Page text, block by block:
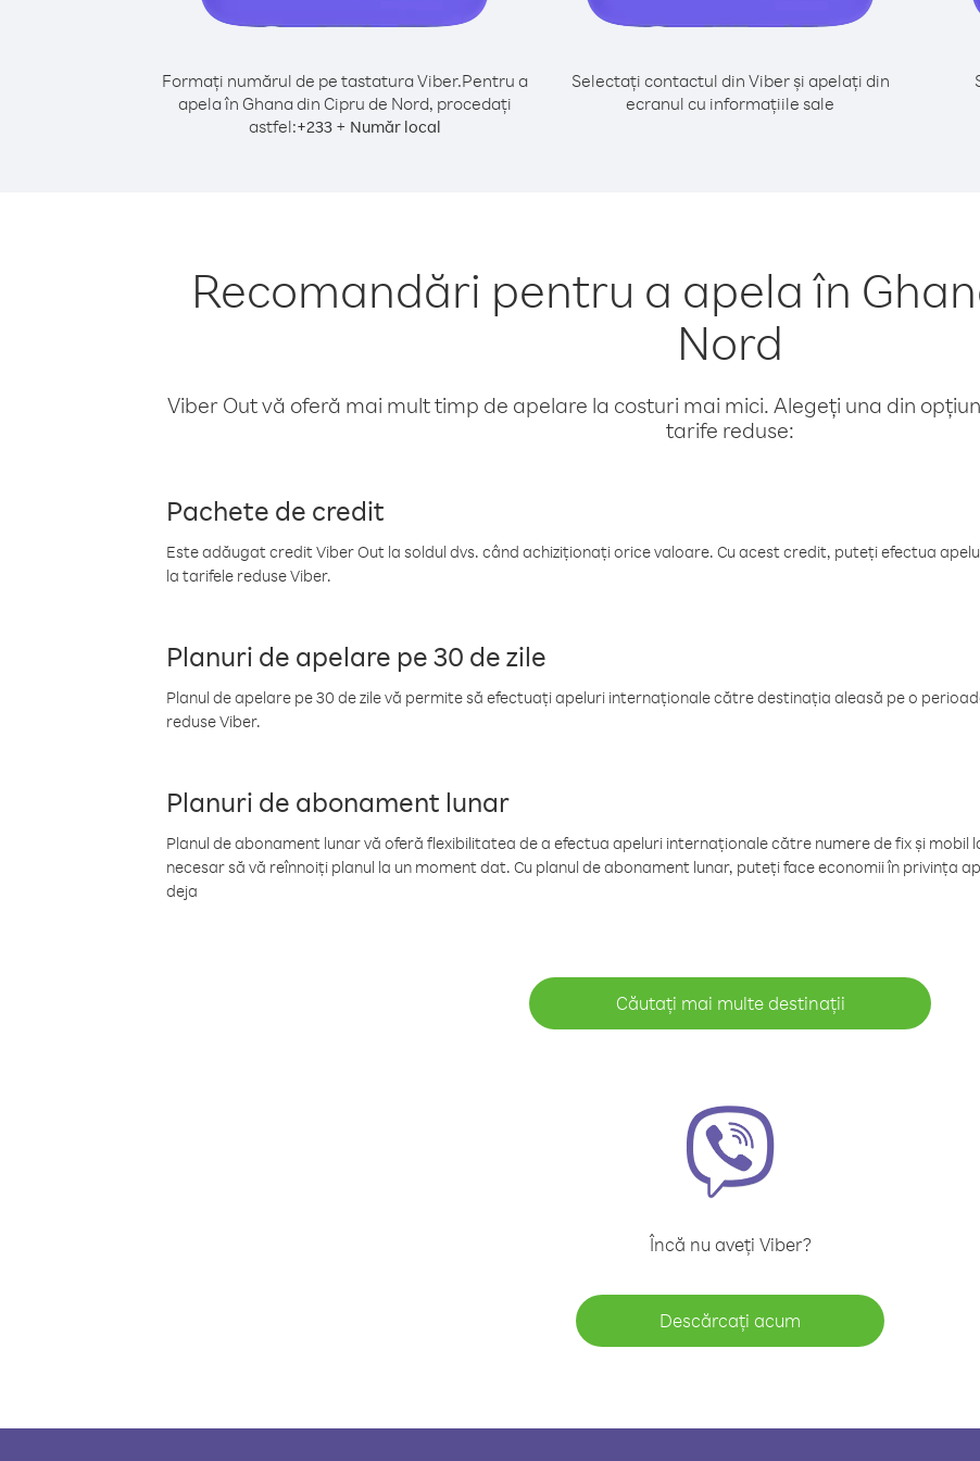
Formați numărul de pe tastatura Viber.Pentru a
apela în Ghana din Cipru de Nord, procedați
astfel:+233+ Număr local
Selectați contactul din Viber și apelați din
ecranul cu informațiile sale
Recomandări pentru a apela în
Nord
Viber Out vă oferă mai mult timp de apelare la costuri mai mici. Alegeți una din
tarife reduse:
Pachete de credit
Este adăugat credit Viber Out la soldul dvs. când achiziționați orice valoare. Cu acest credit, puteți efectua
la tarifele reduse Viber.
Planuri de apelare pe 30 de zile
Planul de apelare pe 30 de zile vă permite să efectuați apeluri internaționale către destinația aleasă pe o
reduse Viber.
Planuri de abonament lunar
Planul de abonament lunar vă oferă flexibilitatea de a efectua apeluri internaționale către numere de fix și mobil
necesar să vă reînnoiți planul la un moment dat. Cu planul de abonament lunar, puteți face economii în privința
deja
Căutați mai multe destinații
Încă nu aveți Viber?
Descărcați acum